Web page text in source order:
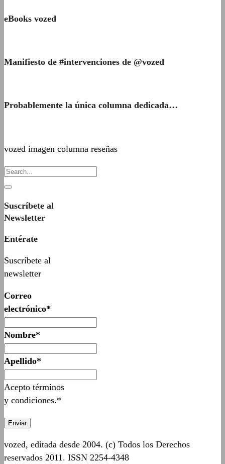
eBooks vozed
Manifiesto de #intervenciones de @vozed
Probablemente la única columna dedicada…
vozed imagen columna reseñas
Suscríbete al
Newsletter
Entérate
Suscríbete al
newsletter
Correo
electrónico*
Nombre*
Apellido*
Acepto términos
y condiciones.*
vozed, editada desde 2004. (c) Todos los Derechos
reservados 2011. ISSN 2254-4348